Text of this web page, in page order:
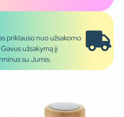
priklauso nuo užsakomo
užsakymą jį
su Jumis.